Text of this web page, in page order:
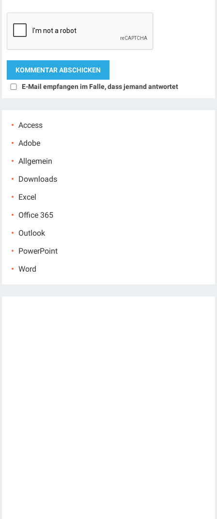
E-Mail empfangen im Falle, dass jemand antwortet
Access
Adobe
Allgemein
Downloads
Excel
Office 365
Outlook
PowerPoint
Word